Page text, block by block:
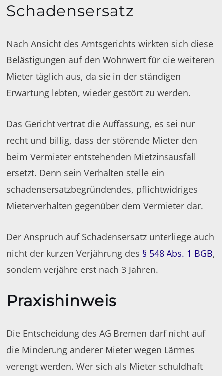
Schadensersatz
Nach Ansicht des Amtsgerichts wirkten sich diese
Belästigungen auf den Wohnwert für die weiteren
Mieter täglich aus, da sie in der ständigen
Erwartung lebten, wieder gestört zu werden.
Das Gericht vertrat die Auffassung, es sei nur
recht und billig, dass der störende Mieter den
beim Vermieter entstehenden Mietzinsausfall
ersetzt. Denn sein Verhalten stelle ein
schadensersatzbegründendes, pflichtwidriges
Mieterverhalten gegenüber dem Vermieter dar.
Der Anspruch auf Schadensersatz unterliege auch
nicht der kurzen Verjährung des § 548 Abs. 1 BGB,
sondern verjähre erst nach 3 Jahren.
Praxishinweis
Die Entscheidung des AG Bremen darf nicht auf
die Minderung anderer Mieter wegen Lärmes
verengt werden. Wer sich als Mieter schuldhaft